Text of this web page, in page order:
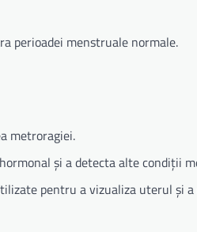
perioadei menstruale normale.
metroragiei.
și a detecta alte condiții
pentru a vizualiza uterul și